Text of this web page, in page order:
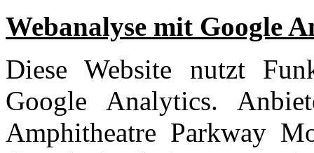
Webanalyse mit Google
Diese Website nutzt
Google Analytics.
Amphitheatre Parkway